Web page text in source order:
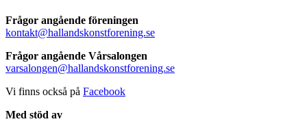
Frågor angående föreningen
kontakt@hallandskonstforening.se
Frågor angående Vårsalongen
varsalongen@hallandskonstforening.se
Vi finns också på Facebook
Med stöd av